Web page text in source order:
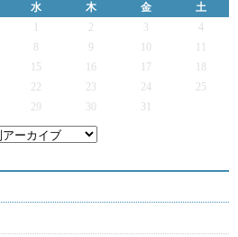
水 木 金
土
2 3
4
9
15 16 17
22 23 24
25
29 30 31